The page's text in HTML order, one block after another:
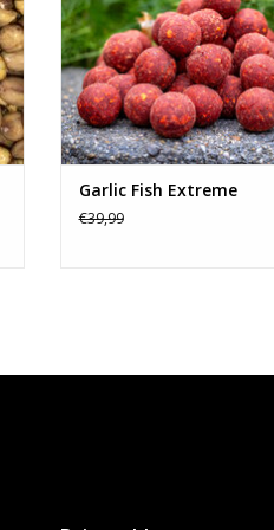
Garlic Fish Extreme
€39,99